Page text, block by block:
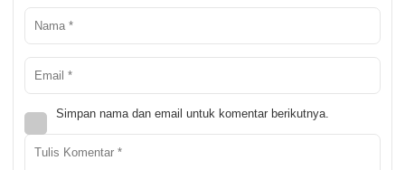
Simpan nama dan email untuk komentar berikutnya.